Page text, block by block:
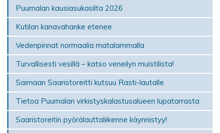
Puumalan kausiasukasilta 2026
Kutilan kanavahanke etenee
Vedenpinnat normaalia matalammalla
Turvallisesti vesillä – katso veneilyn muistilista!
Saimaan Saaristoreitti kutsuu Rasti-lautalle
Tietoa Puumalan virkistyskalastusalueen lupatarrasta
Saaristoreitin pyörälauttaliikenne käynnistyy!